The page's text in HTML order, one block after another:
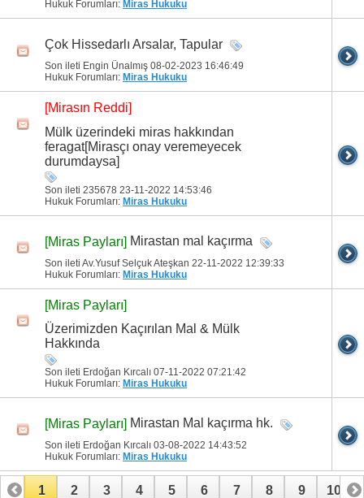
Hukuk Forumları: Miras Hukuku
Çok Hissedarlı Arsalar, Tapular
Son ileti Engin Ünalmış 08-02-2023 16:46:49
Hukuk Forumları: Miras Hukuku
[Mirasın Reddi]
Mülk üzerindeki miras hakkından
feragat[Mirasçı onay veremeyecek
durumdaysa]
Son ileti 235678 23-11-2022 14:53:46
Hukuk Forumları: Miras Hukuku
[Miras Payları] Mirastan mal kaçırma
Son ileti Av.Yusuf Selçuk Ateşkan 22-11-2022 12:39:33
Hukuk Forumları: Miras Hukuku
[Miras Payları]
Üzerimizden Kaçırılan Mal & Mülk
Hakkında
Son ileti Erdoğan Kırcalı 07-11-2022 07:21:42
Hukuk Forumları: Miras Hukuku
[Miras Payları] Mirastan Mal kaçırma hk.
Son ileti Erdoğan Kırcalı 03-08-2022 14:43:52
Hukuk Forumları: Miras Hukuku
1 2 3 4 5 6 7 8 9 10